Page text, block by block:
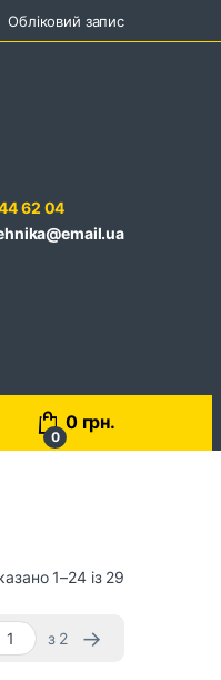
Обліковий запис
62 04
0
0 грн.
1–24 із 29
з 2 →